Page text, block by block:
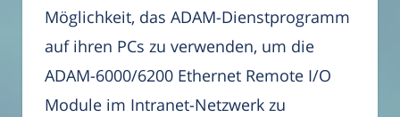
Möglichkeit, das ADAM-Dienstprogramm
auf ihren PCs zu verwenden, um die
ADAM-6000/6200 Ethernet Remote I/O
Module im Intranet-Netzwerk zu